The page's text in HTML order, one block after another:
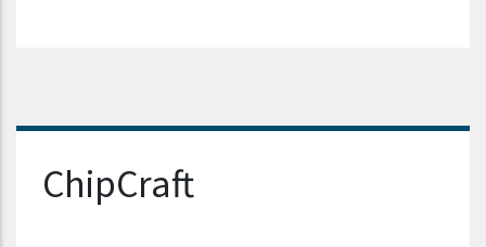
Nazwa firmy
ChipCraft